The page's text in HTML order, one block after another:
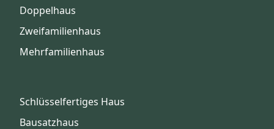
Doppelhaus
Zweifamilienhaus
Mehrfamilienhaus
Schlüsselfertiges Haus
Bausatzhaus